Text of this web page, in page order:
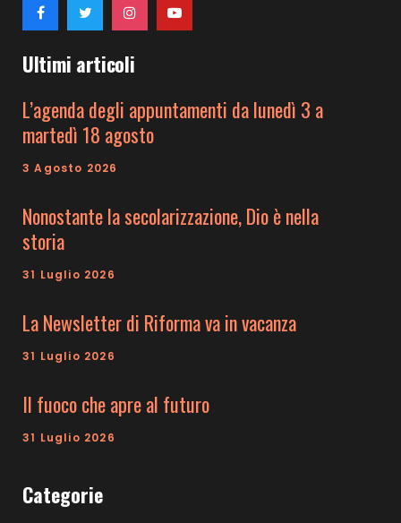
Ultimi articoli
L’agenda degli appuntamenti da lunedì 3 a
martedì 18 agosto
3 Agosto 2026
Nonostante la secolarizzazione, Dio è nella
storia
31 Luglio 2026
La Newsletter di Riforma va in vacanza
31 Luglio 2026
Il fuoco che apre al futuro
31 Luglio 2026
Categorie